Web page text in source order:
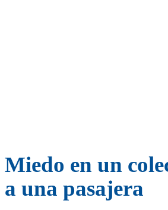
Miedo en un
a una pasajera